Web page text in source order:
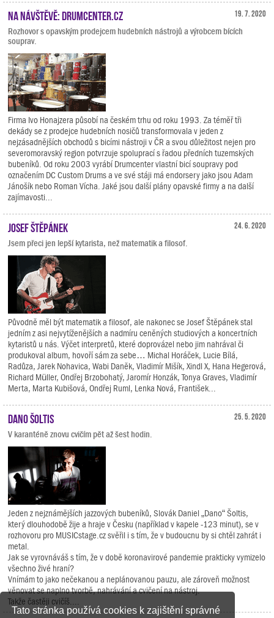
Tato stránka používá cookies k zajištění správné
19. 7. 2020
Na návštěvě: Drumcenter.cz
Rozhovor s opavským prodejcem hudebních nástrojů a výrobcem bících
souprav.
Firma Ivo Honajzera působí na českém trhu od roku 1993. Za téměř tři
dekády se z prodejce hudebních nosičů transformovala v jeden z
nejzásadnějších obchodů s bicími nástroji v ČR a svou důležitost nejen pro
severomoravský region potvrzuje spoluprací s řadou předních tuzemských
bubeníků. Od roku 2003 vyrábí Drumcenter vlastní bicí soupravy pod
označením DC Custom Drums a ve své stáji má endorsery jako jsou Adam
Jánošík nebo Roman Vícha. Jaké jsou další plány opavské firmy a na další
zajímavosti...
24. 6. 2020
Josef Štěpánek
Jsem přeci jen lepší kytarista, než matematik a filosof.
Původně měl být matematik a filosof, ale nakonec se Josef Štěpánek stal
jedním z asi nejvytíženějších a nadmíru ceněných studiových a koncertních
kytaristů u nás. Výčet interpretů, které doprovázel nebo jim nahrával či
produkoval album, hovoří sám za sebe… Michal Horáček, Lucie Bílá,
Radůza, Jarek Nohavica, Wabi Daněk, Vladimír Mišík, Xindl X, Hana Hegerová,
Richard Müller, Ondřej Brzobohatý, Jaromír Honzák, Tonya Graves, Vladimír
Merta, Marta Kubišová, Ondřej Ruml, Lenka Nová, František...
25. 5. 2020
Dano Šoltis
V karanténě znovu cvičím pět až šest hodin.
Jeden z nejznámějších jazzových bubeníků, Slovák Daniel „Dano“ Šoltis,
který dlouhodobě žije a hraje v Česku (například v kapele -123 minut), se v
rozhovoru pro MUSICstage.cz svěřil i s tím, že v budoucnu by si chtěl zahrát i
metal.
Jak se vyrovnáváš s tím, že v době koronavirové pandemie prakticky vymizelo
všechno živé hraní?
Vnímám to jako nečekanou a neplánovanou pauzu, ale zároveň možnost
věnovat se naplno tvorbě, nahrávání a cvičení na nástroj.
Takže častěji cvičíš....